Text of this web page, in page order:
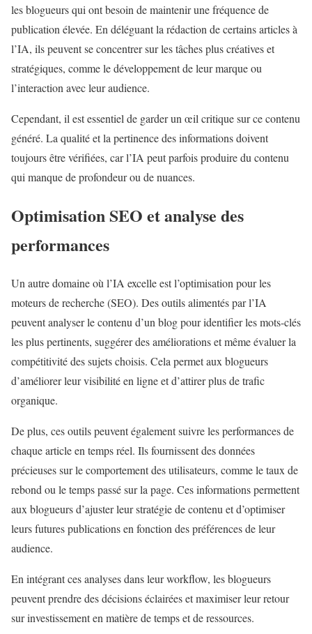
les blogueurs qui ont besoin de maintenir une fréquence de
publication élevée. En déléguant la rédaction de certains articles à
l’IA, ils peuvent se concentrer sur les tâches plus créatives et
stratégiques, comme le développement de leur marque ou
l’interaction avec leur audience.
Cependant, il est essentiel de garder un œil critique sur ce contenu
généré. La qualité et la pertinence des informations doivent
toujours être vérifiées, car l’IA peut parfois produire du contenu
qui manque de profondeur ou de nuances.
Optimisation SEO et analyse des
performances
Un autre domaine où l’IA excelle est l’optimisation pour les
moteurs de recherche (SEO). Des outils alimentés par l’IA
peuvent analyser le contenu d’un blog pour identifier les mots-clés
les plus pertinents, suggérer des améliorations et même évaluer la
compétitivité des sujets choisis. Cela permet aux blogueurs
d’améliorer leur visibilité en ligne et d’attirer plus de trafic
organique.
De plus, ces outils peuvent également suivre les performances de
chaque article en temps réel. Ils fournissent des données
précieuses sur le comportement des utilisateurs, comme le taux de
rebond ou le temps passé sur la page. Ces informations permettent
aux blogueurs d’ajuster leur stratégie de contenu et d’optimiser
leurs futures publications en fonction des préférences de leur
audience.
En intégrant ces analyses dans leur workflow, les blogueurs
peuvent prendre des décisions éclairées et maximiser leur retour
sur investissement en matière de temps et de ressources.